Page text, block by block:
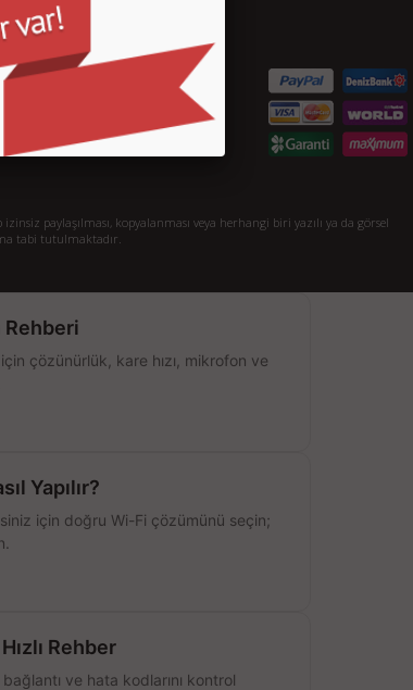
Detaylı Arama
paylaşılması, kopyalanması veya herhangi biri yazılı ya da görsel
tabi tutulmaktadır.
Rehberi
çözünürlük, kare hızı, mikrofon ve
Yapılır?
için doğru Wi-Fi çözümünü seçin;
Rehber
ve hata kodlarını kontrol